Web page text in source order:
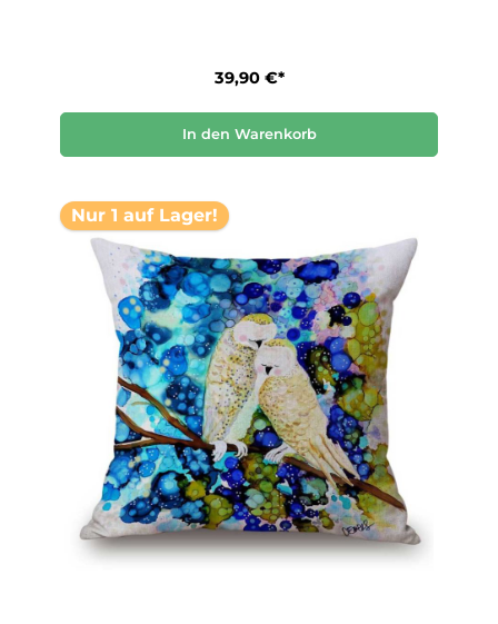
39,90 €*
In den Warenkorb
Nur 1 auf Lager!